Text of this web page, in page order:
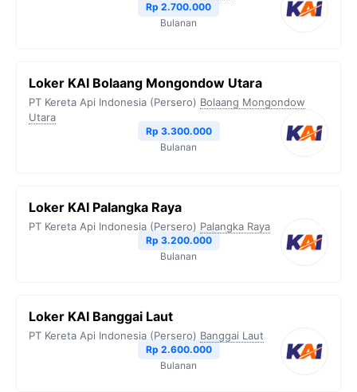
Rp 2.700.000
Bulanan
Loker KAI Bolaang Mongondow Utara
PT Kereta Api Indonesia (Persero) Bolaang Mongondow
Utara
Rp 3.300.000
Bulanan
Loker KAI Palangka Raya
PT Kereta Api Indonesia (Persero) Palangka Raya
Rp 3.200.000
Bulanan
Loker KAI Banggai Laut
PT Kereta Api Indonesia (Persero) Banggai Laut
Rp 2.600.000
Bulanan